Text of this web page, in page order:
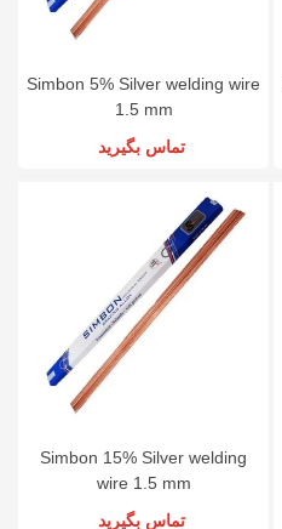
Simbon 5% Silver welding wire
1.5 mm
تماس بگیرید
Simbon 15% Silver welding
wire 1.5 mm
تماس بگیرید